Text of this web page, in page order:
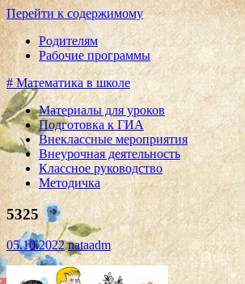
Перейти к содержимому
Родителям
Рабочие программы
# Математика в школе
Материалы для уроков
Подготовка к ГИА
Внеклассные мероприятия
Внеурочная деятельность
Классное руководство
Методичка
5325
05.10.2022 nataadm